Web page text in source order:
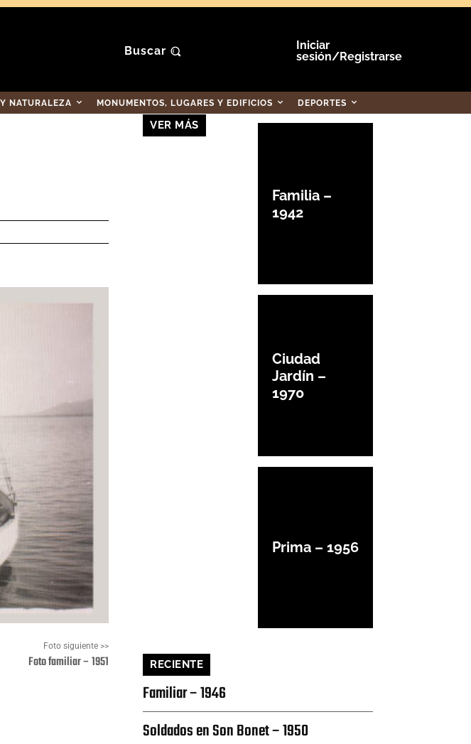
Buscar
Iniciar
sesión/Registrarse
NATURALEZA MONUMENTOS, LUGARES Y EDIFICIOS DEPORTES
Foto siguiente >>
Foto familiar – 1951
VER MÁS
Familia –
1942
Ciudad
Jardín –
1970
Prima – 1956
RECIENTE
Familiar – 1946
Soldados en Son Bonet – 1950